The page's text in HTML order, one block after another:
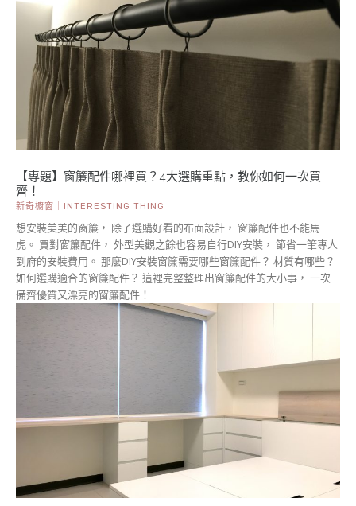
【專題】窗簾配件哪裡買？4大選購重點，教你如何一次買
齊！
新奇櫥窗｜INTERESTING THING
想安裝美美的窗簾， 除了選購好看的布面設計， 窗簾配件也不能馬
虎。 買對窗簾配件， 外型美觀之餘也容易自行DIY安裝， 節省一筆專人
到府的安裝費用。 那麼DIY安裝窗簾需要哪些窗簾配件？ 材質有哪些？
如何選購適合的窗簾配件？ 這裡完整整理出窗簾配件的大小事， 一次
備齊優質又漂亮的窗簾配件！